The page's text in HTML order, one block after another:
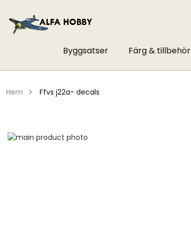
Byggsatser Färg & tillbehör
hem ffvs j22a- decals
Hoppa